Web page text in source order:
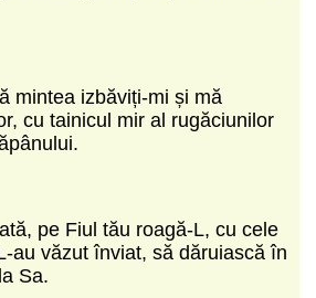
mintea izbăviți-mi și mă
cu tainicul mir al rugăciunilor
pe Fiul tău roagă-L, cu cele
au văzut înviat, să dăruiască în
Sa.